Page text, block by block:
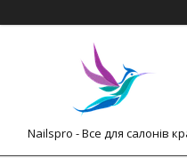
Nailspro - Все для салонів